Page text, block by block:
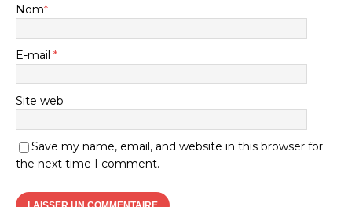
Nom*
E-mail *
Site web
Save my name, email, and website in this browser for
the next time I comment.